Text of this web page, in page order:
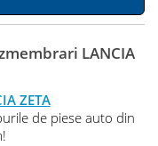
LANCIA
ZETA
de piese auto din